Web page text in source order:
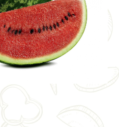
menu
Ouvrir
menu